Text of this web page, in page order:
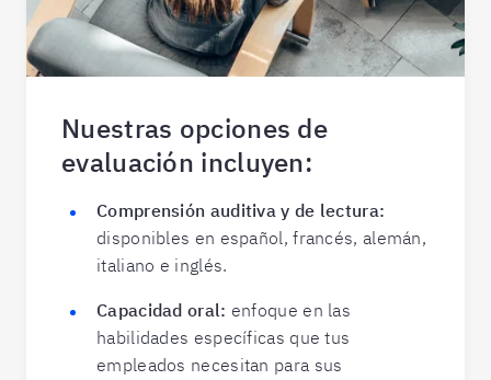
Nuestras opciones de
evaluación incluyen:
Comprensión auditiva y de lectura:
disponibles en español, francés, alemán,
italiano e inglés.
Capacidad oral: enfoque en las
habilidades específicas que tus
empleados necesitan para sus